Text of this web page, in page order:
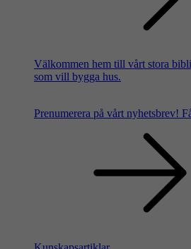
Välkommen hem till vårt stora
som vill bygga hus.
Prenumerera på vårt nyhetsbrev!